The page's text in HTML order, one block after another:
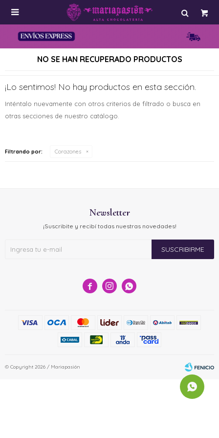

NO SE HAN RECUPERADO PRODUCTOS
¡Lo sentimos! No hay productos en esta sección.
Inténtalo nuevamente con otros criterios de filtrado o busca en
otras secciones de nuestro catálogo.
Filtrando por: Corazones
  
Newsletter
¡Suscribite y recibí todas nuestras novedades!
SUSCRIBIRME
© Copyright 2026 / Mariapasión